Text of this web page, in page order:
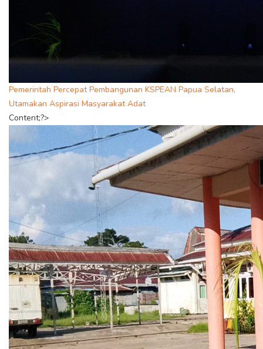
Pemerintah Percepat Pembangunan KSPEAN Papua Selatan,
Utamakan Aspirasi Masyarakat Adat
Content;?>